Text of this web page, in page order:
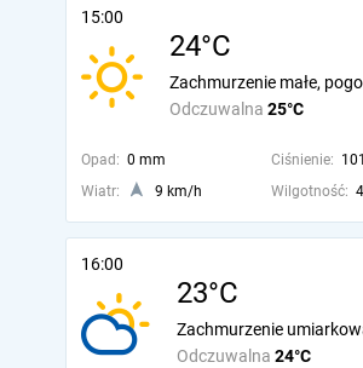
15:00
24°C
Odczuwalna 25°C
Zachmurzenie małe,
Opad: 0 mm Ciśnienie:
Wiatr:
9 km/h Wilgotność:
16:00
23°C
Odczuwalna 24°C
Zachmurzenie